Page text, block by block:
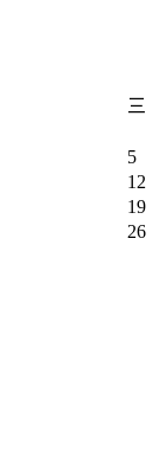
三
5
12
19
26